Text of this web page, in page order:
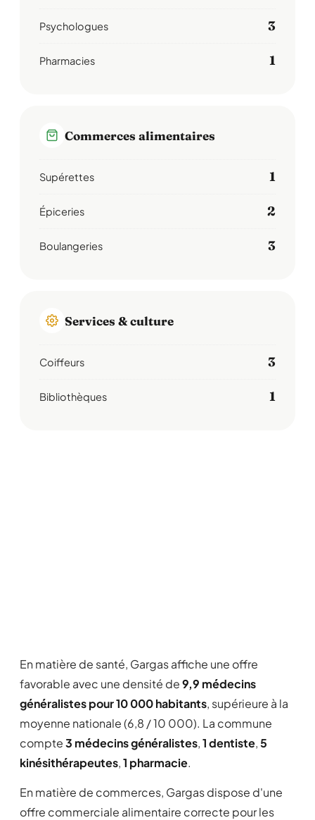
Psychologues 3
Pharmacies 1
Commerces alimentaires
Supérettes 1
Épiceries 2
Boulangeries 3
Services & culture
Coiffeurs 3
Bibliothèques 1
En matière de santé, Gargas affiche une offre
favorable avec une densité de9,9 médecins
généralistes pour 10 000 habitants, supérieure à la
moyenne nationale (6,8 / 10 000). La commune
compte3 médecins généralistes,1 dentiste,5
kinésithérapeutes,1 pharmacie.
En matière de commerces, Gargas dispose d'une
offre commerciale alimentaire correcte pour les